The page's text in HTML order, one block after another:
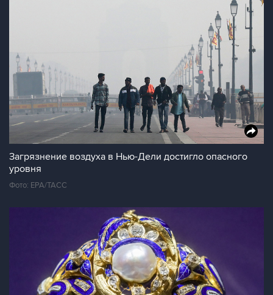
Загрязнение воздуха в Нью-Дели достигло опасного
уровня
Фото: EPA/ТАСС